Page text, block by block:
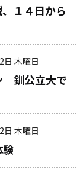
１４日から
日 木曜日
釧公立大で
日 木曜日
験